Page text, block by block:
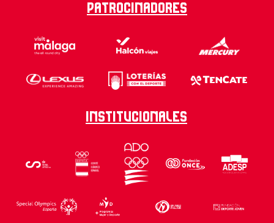
Patrocinadores
Institucionales